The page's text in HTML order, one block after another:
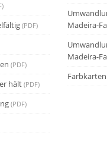
(PDF)
(PDF)
hält (PDF)
(PDF)
Madeira-
Madeira-